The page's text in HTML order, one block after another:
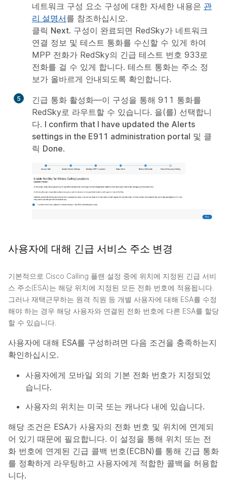
네트워크 구성 요소 구성에 대한 자세한 내용은 관
리 설명서를 참조하십시오.
클릭 Next. 구성이 완료되면 RedSky가 네트워크
연결 정보 및 테스트 통화를 수신할 수 있게 하여
MPP 전화가 RedSky의 긴급 테스트 번호 933로
전화를 걸 수 있게 합니다. 테스트 통화는 주소 정
보가 올바르게 안내되도록 확인합니다.
5
긴급 통화 활성화—이 구성을 통해 911 통화를
RedSky로 라우트할 수 있습니다. 을(를) 선택합니
다. I confirm that I have updated the Alerts
settings in the E911 administration portal 및 클
릭 Done.
사용자에 대해 긴급 서비스 주소 변경
기본적으로 Cisco Calling 플랜 설정 중에 위치에 지정된 긴급 서비
스 주소(ESA)는 해당 위치에 지정된 모든 전화 번호에 적용됩니다.
그러나 재택근무하는 원격 직원 등 개별 사용자에 대해 ESA를 수정
해야 하는 경우 해당 사용자와 연결된 전화 번호에 다른 ESA를 할당
할 수 있습니다.
사용자에 대해 ESA를 구성하려면 다음 조건을 충족하는지
확인하십시오.
사용자에게 모바일 외의 기본 전화 번호가 지정되었
습니다.
사용자의 위치는 미국 또는 캐나다 내에 있습니다.
해당 조건은 ESA가 사용자의 전화 번호 및 위치에 연계되
어 있기 때문에 필요합니다. 이 설정을 통해 위치 또는 전
화 번호에 연계된 긴급 콜백 번호(ECBN)를 통해 긴급 통화
를 정확하게 라우팅하고 사용자에게 적합한 콜백을 허용합
니다.